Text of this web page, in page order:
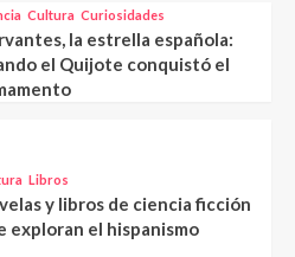
Cultura Curiosidades
la estrella española:
el Quijote conquistó el
Libros
y libros de ciencia ficción
exploran el hispanismo